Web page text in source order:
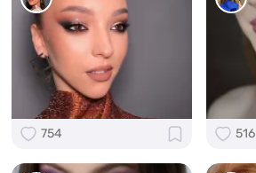
754 516